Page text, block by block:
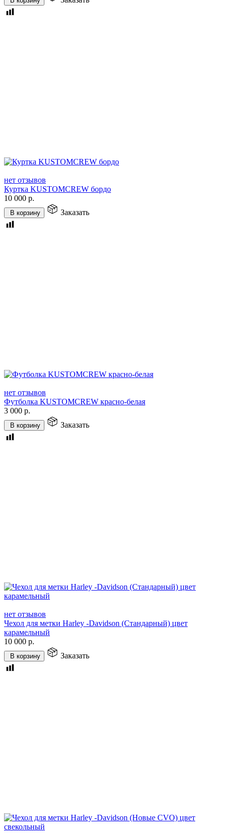
нет отзывов
Куртка KUSTOMCREW бордо
10 000 р.
В корзину Заказать
нет отзывов
Футболка KUSTOMCREW красно-белая
3 000 р.
В корзину Заказать
нет отзывов
Чехол для метки Harley -Davidson (Стандарный) цвет
карамельный
10 000 р.
В корзину Заказать